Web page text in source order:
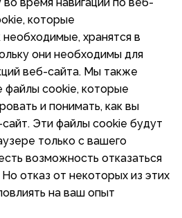
время навигации по веб-
которые
хранятся в
они необходимы для
веб-сайта. Мы также
файлы cookie, которые
и понимать, как вы
Эти файлы cookie будут
только с вашего
возможность отказаться
отказ от некоторых из этих
на ваш опыт